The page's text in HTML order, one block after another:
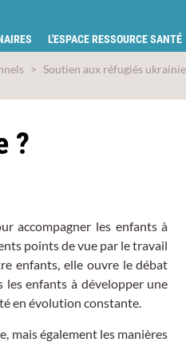
L'ESPACE RESSOURCE SANTÉ
Soutien aux réfugiés
?
accompagner les enfants à
points de vue par le travail
enfants, elle ouvre le débat
les enfants à développer une
en évolution constante.
mais également les manières